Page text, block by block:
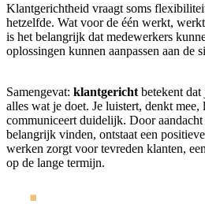
Klantgerichtheid vraagt soms
hetzelfde. Wat voor de één werkt,
is het belangrijk dat medewerkers
oplossingen kunnen aanpassen aan de
Samengevat: klantgericht betekent
alles wat je doet. Je luistert, denkt mee,
communiceert duidelijk. Door
belangrijk vinden, ontstaat een
werken zorgt voor tevreden klanten,
op de lange termijn.